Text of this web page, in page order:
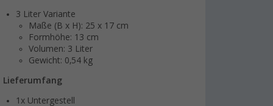
3 Liter Variante
Maße (B x H): 25 x 17 cm
Formhöhe: 13 cm
Volumen: 3 Liter
Gewicht: 0,54 kg
Lieferumfang
1x Untergestell